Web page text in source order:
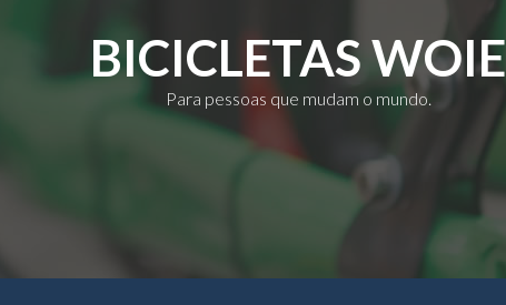
BICICLETASWOIE
Para pessoas que mudam o mundo.